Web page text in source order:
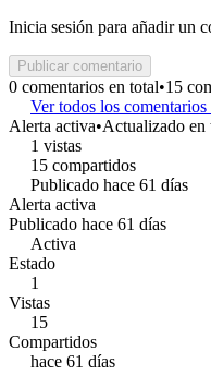
Inicia sesión para añadir un
Publicar comentario
0 comentarios en total•15
Ver todos los
Alerta activa•Actualizado en
1 vistas
15 compartidos
Publicado hace 61 días
Alerta activa
Publicado hace 61 días
Activa
Estado
1
Vistas
15
Compartidos
hace 61 días